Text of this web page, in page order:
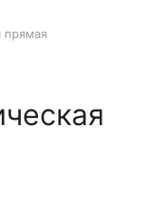
прямая